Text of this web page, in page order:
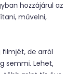
hozzájárul az
művelni,
de arról
semmi. Lehet,